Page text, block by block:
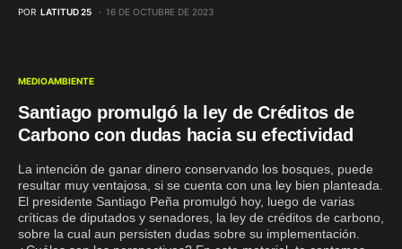
POR LATITUD 25 16 DE OCTUBRE DE 2023
MEDIOAMBIENTE
Santiago promulgó la ley de Créditos de
Carbono con dudas hacia su efectividad
La intención de ganar dinero conservando los bosques, puede
resultar muy ventajosa, si se cuenta con una ley bien planteada.
El presidente Santiago Peña promulgó hoy, luego de varias
críticas de diputados y senadores, la ley de créditos de carbono,
sobre la cual aun persisten dudas sobre su implementación.